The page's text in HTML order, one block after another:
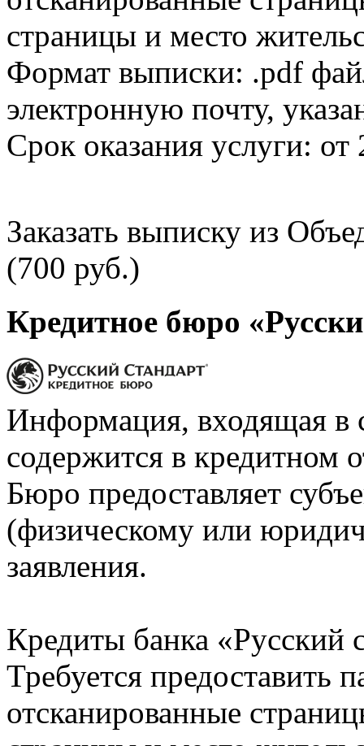
страницы и место
Формат выписки: .pdf
электронную почту,
Срок оказания услуги: от
Заказать выписку из
(700 руб.)
Кредитное бюро
Информация, входящая в
содержится в кредитном
Бюро предоставляет
(физическому или
заявления.
Кредиты банка «Русский
Требуется предоставить
отсканированные